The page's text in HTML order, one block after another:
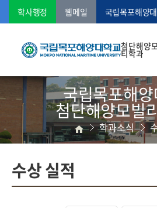
학사행정 웹메일 국립목포해양
첨단해양
티학과
국립목포해
첨단해양모빌
학과소식
수상 실적